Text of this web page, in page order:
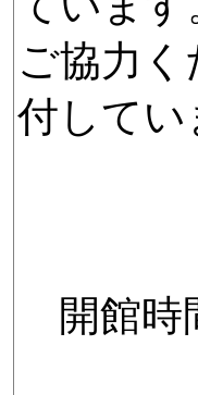
ご協力
付してい
開館時